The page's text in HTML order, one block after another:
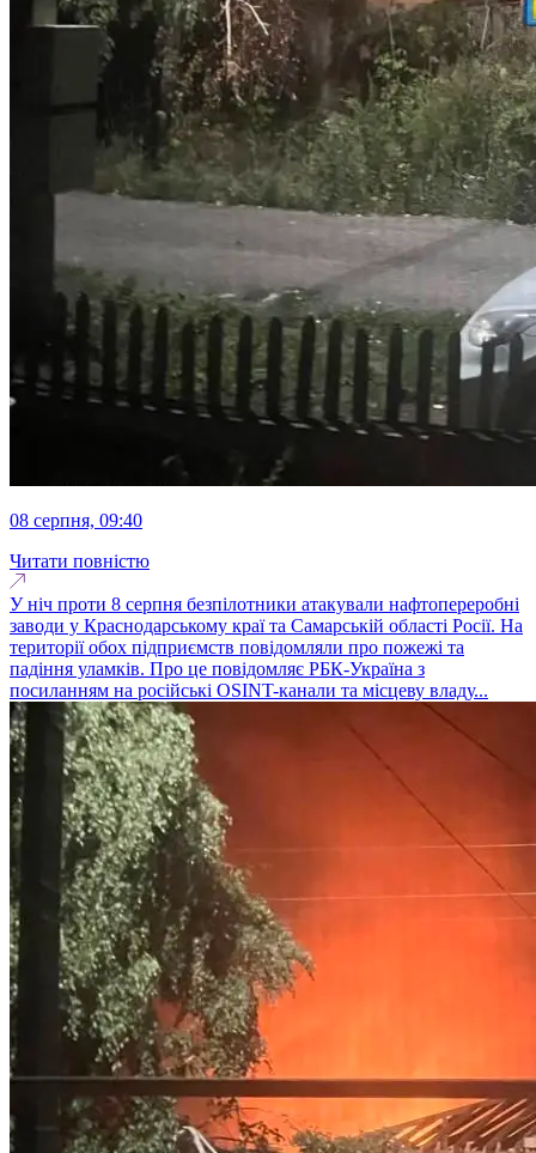
08 серпня, 09:40
Читати повністю
У ніч проти 8 серпня безпілотники атакували нафтопереробні
заводи у Краснодарському краї та Самарській області Росії. На
території обох підприємств повідомляли про пожежі та
падіння уламків. Про це повідомляє РБК-Україна з
посиланням на російські OSINT-канали та місцеву владу...